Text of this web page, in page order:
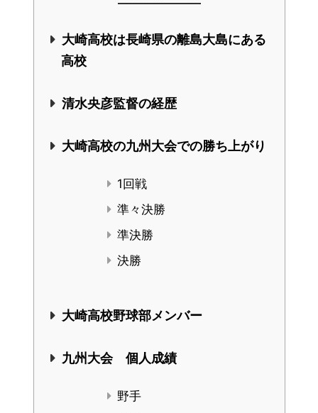
大崎高校は長崎県の離島大島にある
高校
清水央彦監督の経歴
大崎高校の九州大会での勝ち上がり
1回戦
準々決勝
準決勝
決勝
大崎高校野球部メンバー
九州大会 個人成績
野手